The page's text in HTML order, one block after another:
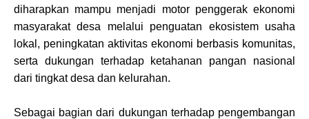
diharapkan mampu menjadi motor penggerak ekonomi
masyarakat desa melalui penguatan ekosistem usaha
lokal, peningkatan aktivitas ekonomi berbasis komunitas,
serta dukungan terhadap ketahanan pangan nasional
dari tingkat desa dan kelurahan.
Sebagai bagian dari dukungan terhadap pengembangan